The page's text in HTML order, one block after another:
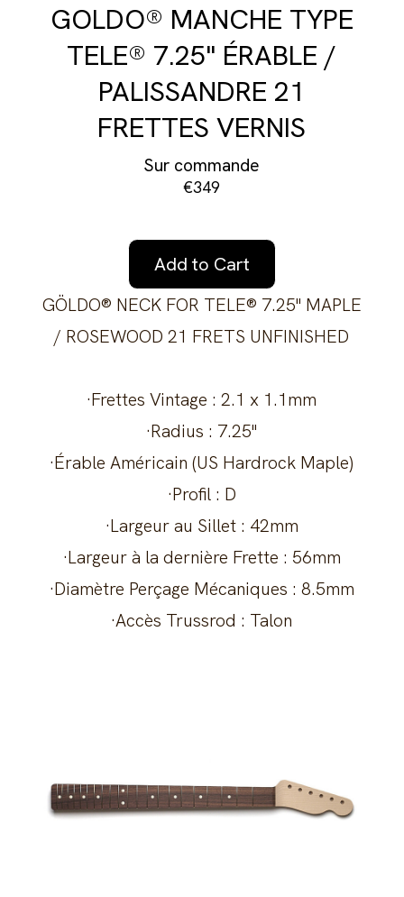
GOLDO® MANCHE TYPE
TELE® 7.25" ÉRABLE /
PALISSANDRE 21
FRETTES VERNIS
Sur commande
€349
Add to Cart
GÖLDO® NECK FOR TELE® 7.25" MAPLE
/ ROSEWOOD 21 FRETS UNFINISHED
·Frettes Vintage : 2.1 x 1.1mm
·Radius : 7.25"
·Érable Américain (US Hardrock Maple)
·Profil : D
·Largeur au Sillet : 42mm
·Largeur à la dernière Frette : 56mm
·Diamètre Perçage Mécaniques : 8.5mm
·Accès Trussrod : Talon